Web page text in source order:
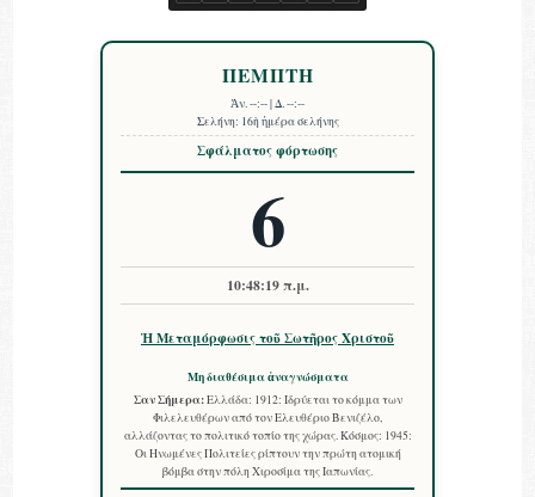
ΠΕΜΠΤΗ
Ἀν.--:--| Δ.--:--
Σελήνη: 16ὴ ἡμέρα σελήνης
Σφάλματος φόρτωσης
6
10:48:20 π.μ.
Ἡ Μεταμόρφωσις τοῦ Σωτῆρος Χριστοῦ
Μη διαθέσιμα ἀναγνώσματα
Σαν Σήμερα:Ελλάδα: 1912: Ιδρύεται το κόμμα των
Φιλελευθέρων από τον Ελευθέριο Βενιζέλο,
αλλάζοντας το πολιτικό τοπίο της χώρας. Κόσμος: 1945:
Οι Ηνωμένες Πολιτείες ρίπτουν την πρώτη ατομική
βόμβα στην πόλη Χιροσίμα της Ιαπωνίας.